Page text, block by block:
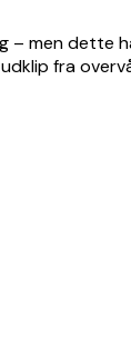
men dette
fra